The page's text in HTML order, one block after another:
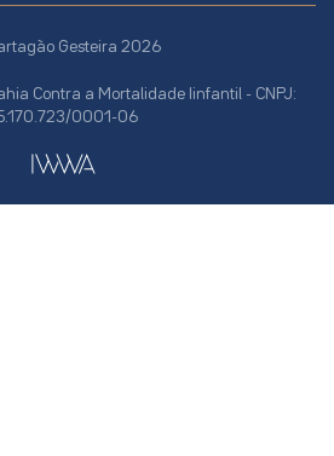
Gesteira 2026
Contra a Mortalidade Iinfantil - CNPJ:
0001-06